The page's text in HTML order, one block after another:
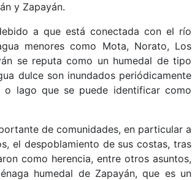
y Zapayán.
a que está conectada con el río
menores como Mota, Norato, Los
se reputa como un humedal de tipo
dulce son inundados periódicamente
lago que se puede identificar como
de comunidades, en particular a
el despoblamiento de sus costas, tras
como herencia, entre otros asuntos,
humedal de Zapayán, que es un